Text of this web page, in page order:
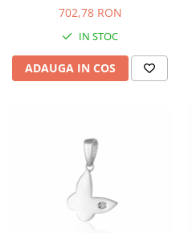
702,78 RON
IN STOC
ADAUGA IN COS